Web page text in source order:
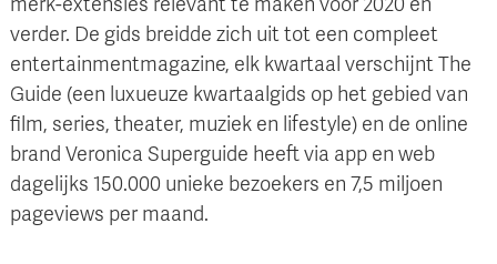
verder. De gids breidde zich uit tot een compleet
entertainmentmagazine, elk kwartaal verschijnt The
Guide (een luxueuze kwartaalgids op het gebied van
film, series, theater, muziek en lifestyle) en de online
brand Veronica Superguide heeft via app en web
dagelijks 150.000 unieke bezoekers en 7,5 miljoen
pageviews per maand.